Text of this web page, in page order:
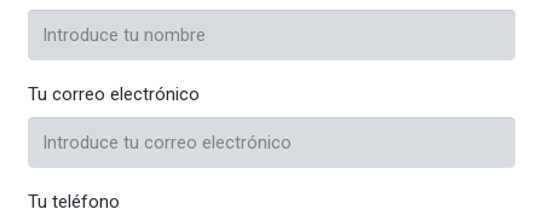
Tu correo electrónico
Tu teléfono